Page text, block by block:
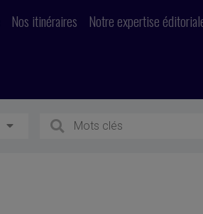
Nos itinéraires Notre expertise